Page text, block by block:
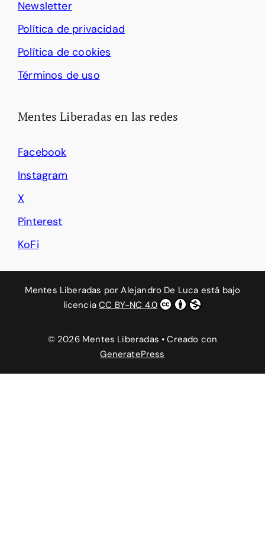
Newsletter
Política de privacidad
Política de cookies
Términos de uso
Mentes Liberadas en las redes
Facebook
Instagram
X
Pinterest
KoFi
Mentes Liberadas porAlejandro De Luca está bajo
licenciaCC BY-NC 4.0
© 2026 Mentes Liberadas • Creado con
GeneratePress